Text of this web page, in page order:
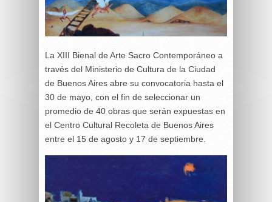
La XIII Bienal de Arte Sacro Contemporáneo a
través del Ministerio de Cultura de la Ciudad
de Buenos Aires abre su convocatoria hasta el
30 de mayo, con el fin de seleccionar un
promedio de 40 obras que serán expuestas en
el Centro Cultural Recoleta de Buenos Aires
entre el 15 de agosto y 17 de septiembre.